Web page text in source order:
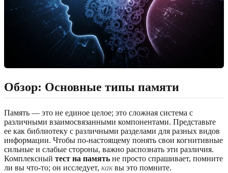
Обзор: Основные типы памяти
Память — это не единое целое; это сложная система с
различными взаимосвязанными компонентами. Представьте
ее как библиотеку с различными разделами для разных видов
информации. Чтобы по-настоящему понять свои когнитивные
сильные и слабые стороны, важно распознать эти различия.
Комплексный тест на память не просто спрашивает, помните
ли вы что-то; он исследует, каквы это помните.